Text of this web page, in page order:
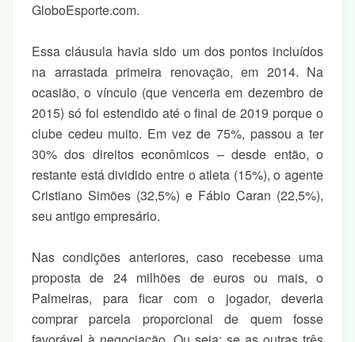
GloboEsporte.com.
Essa cláusula havia sido um dos pontos incluídos
na arrastada primeira renovação, em 2014. Na
ocasião, o vínculo (que venceria em dezembro de
2015) só foi estendido até o final de 2019 porque o
clube cedeu muito. Em vez de 75%, passou a ter
30% dos direitos econômicos – desde então, o
restante está dividido entre o atleta (15%), o agente
Cristiano Simões (32,5%) e Fábio Caran (22,5%),
seu antigo empresário.
Nas condições anteriores, caso recebesse uma
proposta de 24 milhões de euros ou mais, o
Palmeiras, para ficar com o jogador, deveria
comprar parcela proporcional de quem fosse